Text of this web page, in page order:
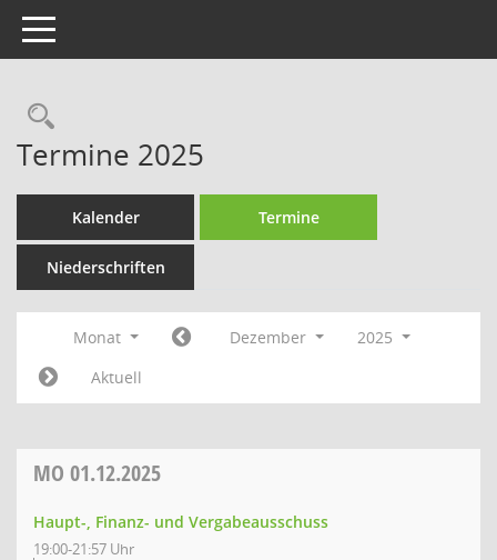
Toggle navigation
Rechercheauswahl
Termine 2025
Kalender Termine
Niederschriften
Monat Dezember
2025
Aktuell
MO 01.12.2025
Haupt-, Finanz- und Vergabeausschuss
19:00-21:57 Uhr